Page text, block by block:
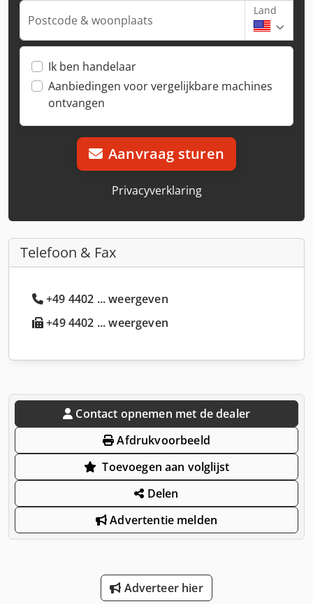
Postcode & woonplaats
Land
Ik ben handelaar
Aanbiedingen voor vergelijkbare machines
ontvangen
Aanvraag sturen
Privacyverklaring
Telefoon & Fax
+49 4402 ... weergeven
+49 4402 ... weergeven
Contact opnemen met de dealer
Afdrukvoorbeeld
Toevoegen aan volglijst
Delen
Advertentie melden
Adverteer hier